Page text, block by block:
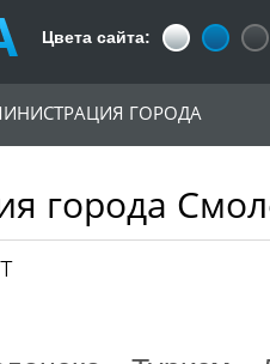
Цвета сайта:
города
ГОРОДА